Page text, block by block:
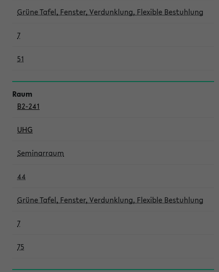
Grüne Tafel, Fenster, Verdunklung, Flexible Bestuhlung
7
51
B2-241
UHG
Seminarraum
44
Grüne Tafel, Fenster, Verdunklung, Flexible Bestuhlung
7
75